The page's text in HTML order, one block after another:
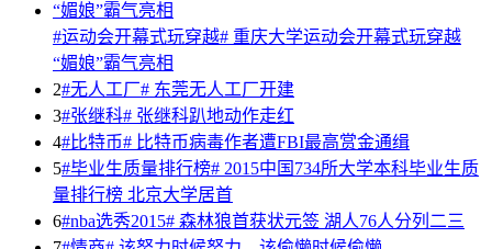
#运动会开幕式玩穿越# 重庆大学运动会开幕式玩穿越
“媚娘”霸气亮相
2#无人工厂# 东莞无人工厂开建
3#张继科# 张继科趴地动作走红
4#比特币# 比特币病毒作者遭FBI最高赏金通缉
5#毕业生质量排行榜# 2015中国734所大学本科毕业生质
量排行榜 北京大学居首
6#nba选秀2015# 森林狼首获状元签 湖人76人分列二三